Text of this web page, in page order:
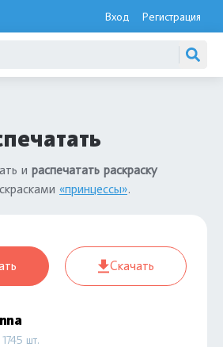
Вход Регистрация
и распечатать раскраску
«принцессы».
Скачать
шт.